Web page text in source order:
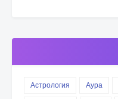
Астрология Аура